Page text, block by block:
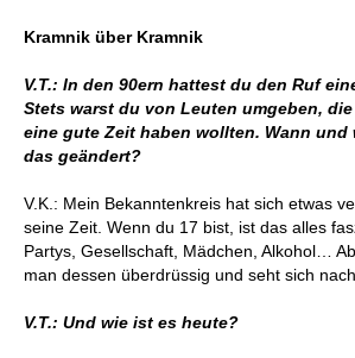
Kramnik über Kramnik
V.T.: In den 90ern hattest du den Ruf
Stets warst du von Leuten umgeben,
eine gute Zeit haben wollten. Wann und
das geändert?
V.K.: Mein Bekanntenkreis hat sich etwas
seine Zeit. Wenn du 17 bist, ist das alles
Partys, Gesellschaft, Mädchen, Alkohol…
man dessen überdrüssig und seht sich
V.T.: Und wie ist es heute?